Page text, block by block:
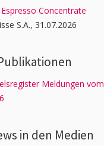
Espresso Concentrate
S.A., 31.07.2026
Meldungen vom
in den Medien